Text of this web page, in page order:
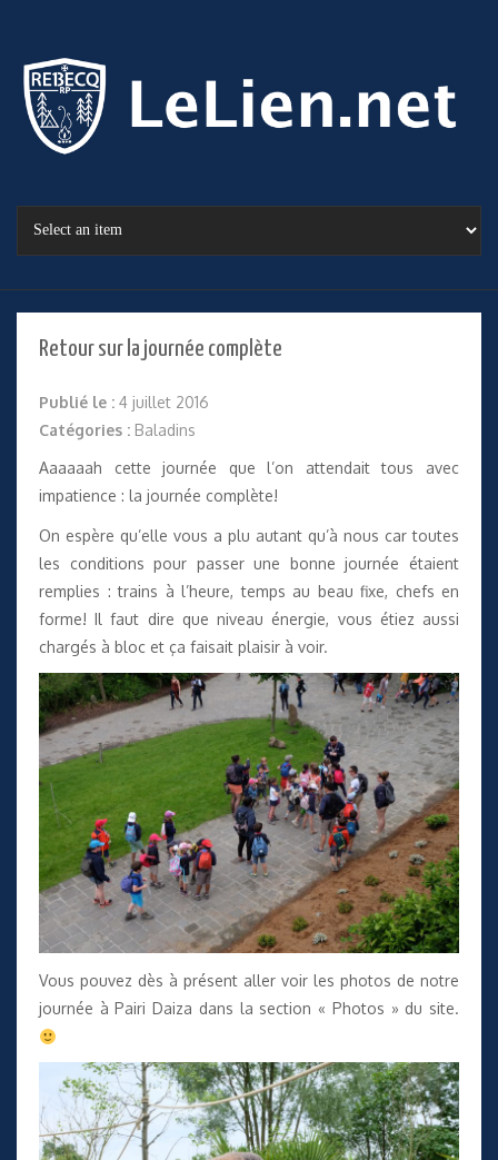
Retour sur la journée complète
Publié le : 4 juillet 2016
Catégories : Baladins
Aaaaaah cette journée que l’on attendait tous avec
impatience : la journée complète!
On espère qu’elle vous a plu autant qu’à nous car toutes
les conditions pour passer une bonne journée étaient
remplies : trains à l’heure, temps au beau fixe, chefs en
forme! Il faut dire que niveau énergie, vous étiez aussi
chargés à bloc et ça faisait plaisir à voir.
Vous pouvez dès à présent aller voir les photos de notre
journée à Pairi Daiza dans la section « Photos » du site.